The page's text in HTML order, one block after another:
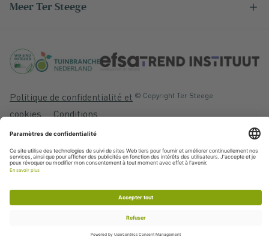
Meer Ter Steege
Politique de confidentialité et
cookies
Conditions
Generales de livraison
KvK:06050201
BTW:NL006403888B01
© Copyright Ter Steege
La concrétisation:Stimmt